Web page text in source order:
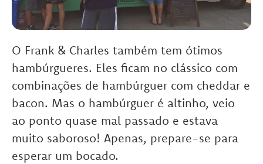
O Frank & Charles também tem ótimos
hambúrgueres. Eles ficam no clássico com
combinações de hambúrguer com cheddar e
bacon. Mas o hambúrguer é altinho, veio
ao ponto quase mal passado e estava
muito saboroso! Apenas, prepare-se para
esperar um bocado.